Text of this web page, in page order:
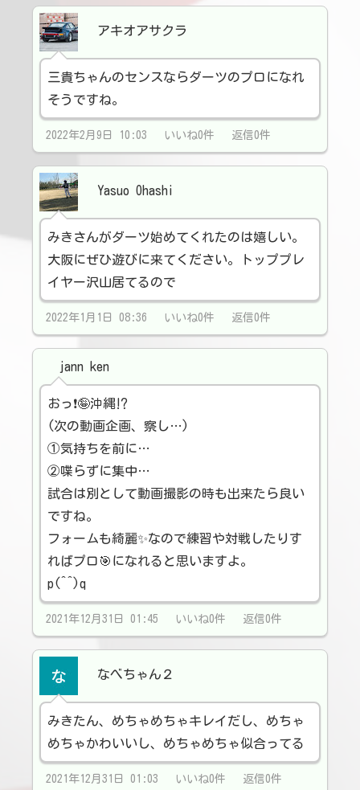
アキオアサクラ
三貴ちゃんのセンスならダーツのプロになれ
そうですね。
2022年2月9日 10:03 いいね0件 返信0件
Yasuo Ohashi
みきさんがダーツ始めてくれたのは嬉しい。
大阪にぜひ遊びに来てください。トッププレ
イヤー沢山居てるので
2022年1月1日 08:36 いいね0件 返信0件
jann ken
おっ❗🤪沖縄⁉️
(次の動画企画、察し…)
①気持ちを前に…
②喋らずに集中…
試合は別として動画撮影の時も出来たら良い
ですね。
フォームも綺麗✨なので練習や対戦したりす
ればプロ🎯になれると思いますよ。
p(^^)q
2021年12月31日 01:45 いいね0件 返信0件
なべちゃん２
みきたん、めちゃめちゃキレイだし、めちゃ
めちゃかわいいし、めちゃめちゃ似合ってる
2021年12月31日 01:03 いいね0件 返信0件